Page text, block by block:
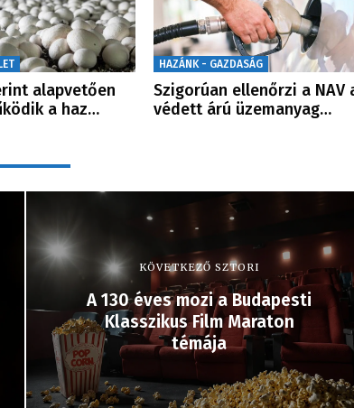
alapvetően
a haz…
HAZÁNK - GAZDASÁG
Szigorúan ellenőrzi a NAV
védett árú üzemanyag…
KÖVETKEZŐ SZTORI
A 130 éves mozi a Budapesti
Klasszikus Film Maraton
témája